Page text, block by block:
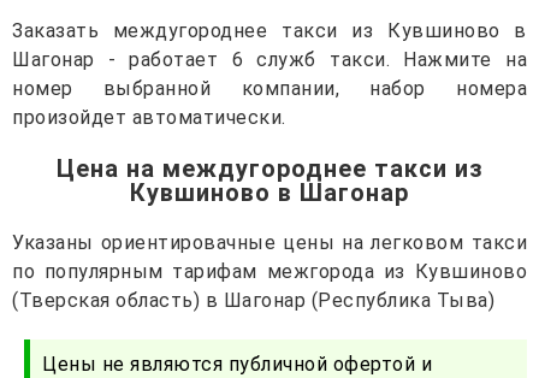
Заказать междугороднее такси из Кувшиново в
Шагонар - работает 6 служб такси. Нажмите на
номер выбранной компании, набор номера
произойдет автоматически.
Цена на междугороднее такси из
Кувшиново в Шагонар
Указаны ориентировачные цены на легковом такси
по популярным тарифам межгорода из Кувшиново
(Тверская область) в Шагонар (Республика Тыва)
Цены не являются публичной офертой и